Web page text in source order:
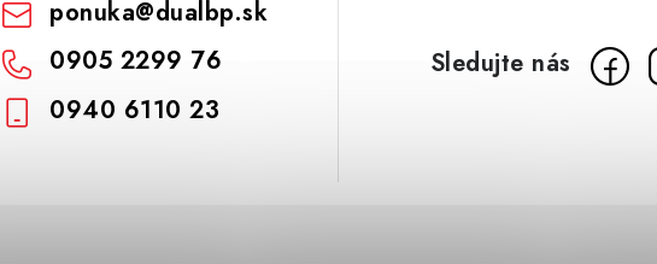
ponuka@dualbp.sk
0905 2299 76
0940 6110 23